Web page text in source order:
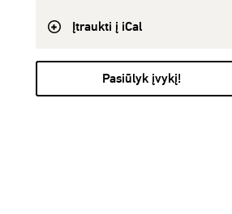
Įtraukti į iCal
Pasiūlyk įvykį!